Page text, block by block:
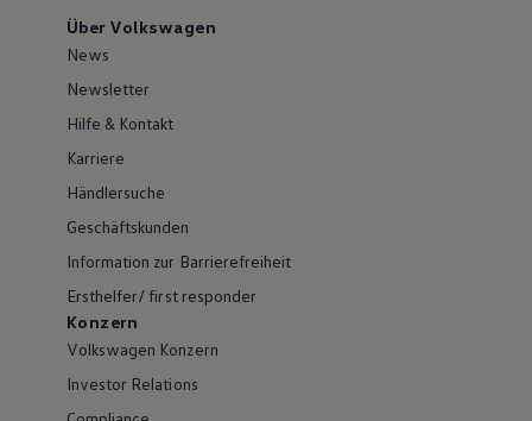
Über Volkswagen
News
Newsletter
Hilfe & Kontakt
Karriere
Händlersuche
Geschäftskunden
Information zur Barrierefreiheit
Ersthelfer/ first responder
Konzern
Volkswagen Konzern
Investor Relations